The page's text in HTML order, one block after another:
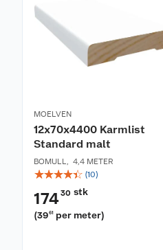
MOELVEN
12x70x4400 Karmlist
Standard malt
BOMULL 4,4 METER
☆☆☆☆☆ (10)
17430 stk
(3961 per meter)